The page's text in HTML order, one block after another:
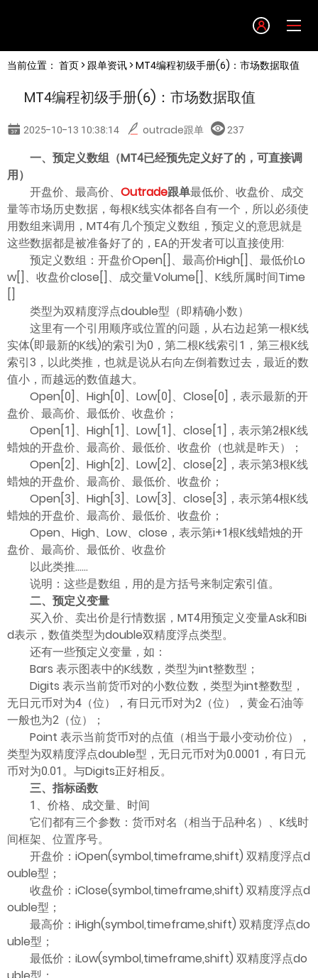
English
繁體中文
한글
日本語
Tiếng việt
ไทย
当前位置： 首页> 跟单资讯> MT4编程初级手册(6)：市场数据取值
MT4编程初级手册(6)：市场数据取值
2025-10-13 10:38:14 outrade跟单 237
一、预定义数组（MT4已经预先定义好了的，可直接调
用）
开盘价、最高价、 Outrade跟单最低价、收盘价、成交
量等市场历史数据，每根K线实体都各自有一个，所以必须使
用数组来调用，MT4有几个预定义数组，预定义的意思就是
这些数据都是被准备好了的，EA的开发者可以直接使用:
预定义数组：开盘价Open[]、最高价High[]、最低价Lo
w[]、收盘价close[]、成交量Volume[]、K线所属时间Time
[]
类型为双精度浮点double型（即精确小数）
这里有一个引用顺序或位置的问题，从右边起第一根K线
实体(即最新的K线)的索引为0，第二根K线索引1，第三根K线
索引3，以此类推，也就是说从右向左倒着数过去，最近的数
值小，而越远的数值越大。
Open[0]、High[0]、Low[0]、Close[0]，表示最新的开
盘价、最高价、最低价、收盘价；
Open[1]、High[1]、Low[1]、close[1]，表示第2根K线
蜡烛的开盘价、最高价、最低价、收盘价（也就是昨天）；
Open[2]、High[2]、Low[2]、close[2]，表示第3根K线
蜡烛的开盘价、最高价、最低价、收盘价；
Open[3]、High[3]、Low[3]、close[3]，表示第4根K线
蜡烛的开盘价、最高价、最低价、收盘价；
Open、High、Low、close，表示第i+1根K线蜡烛的开
盘价、最高价、最低价、收盘价
以此类推……
说明：这些是数组，用的是方括号来制定索引值。
二、预定义变量
买入价、卖出价是行情数据，MT4用预定义变量Ask和Bi
d表示，数值类型为double双精度浮点类型。
还有一些预定义变量，如：
Bars 表示图表中的K线数，类型为int整数型；
Digits 表示当前货币对的小数位数，类型为int整数型，
无日元币对为4（位），有日元币对为2（位），黄金石油等
一般也为2（位）；
Point 表示当前货币对的点值（相当于最小变动价位），
类型为双精度浮点double型，无日元币对为0.0001，有日元
币对为0.01。与Digits正好相反。
三、指标函数
1、价格、成交量、时间
它们都有三个参数：货币对名（相当于品种名）、K线时
间框架、位置序号。
开盘价：iOpen(symbol,timeframe,shift) 双精度浮点d
ouble型；
收盘价：iClose(symbol,timeframe,shift) 双精度浮点d
ouble型；
最高价：iHigh(symbol,timeframe,shift) 双精度浮点do
uble型；
最低价：iLow(symbol,timeframe,shift) 双精度浮点do